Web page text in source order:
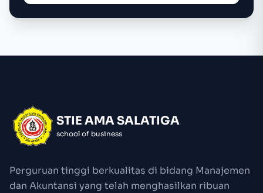
STIE AMA SALATIGA
school of business
Perguruan tinggi berkualitas di bidang Manajemen
dan Akuntansi yang telah menghasilkan ribuan